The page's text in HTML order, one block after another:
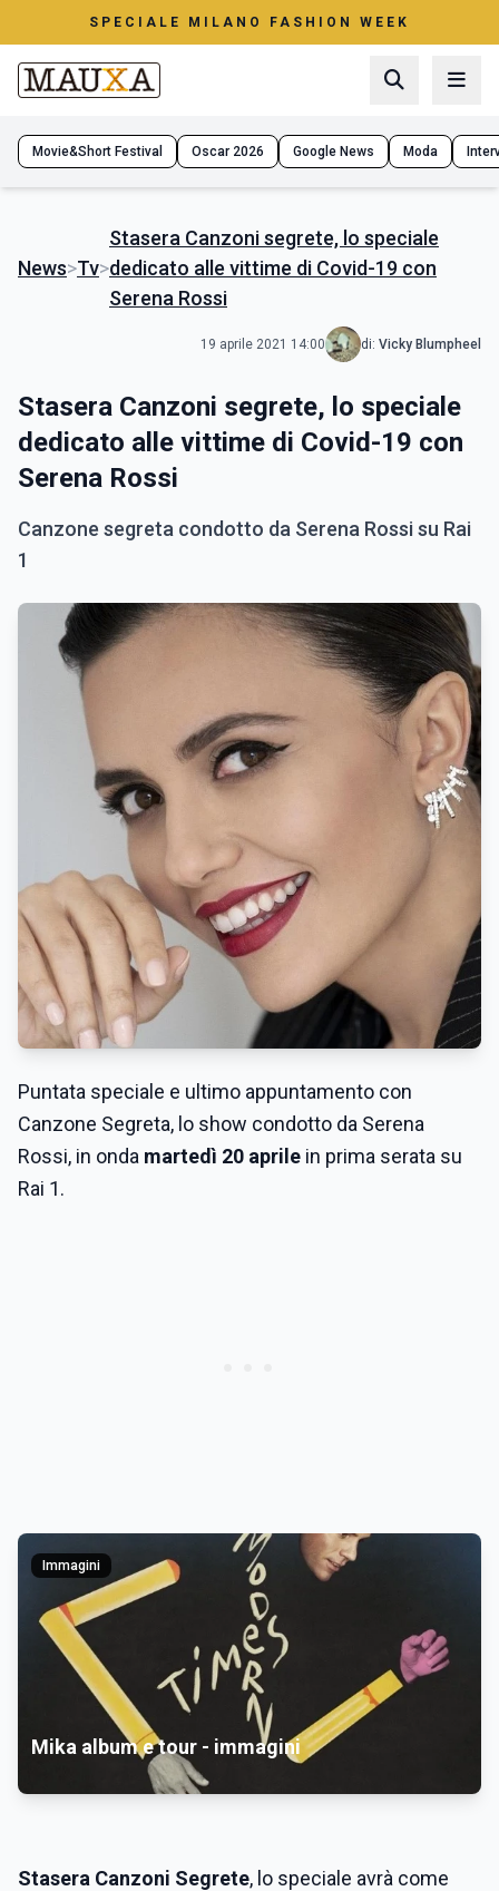
SPECIALE MILANO FASHION WEEK
Movie&Short Festival Oscar 2026 Google News Moda
News>Tv>
Stasera Canzoni segrete, lo speciale
dedicato alle vittime di Covid-19 con
Serena Rossi
19 aprile 2021 14:00 di: Vicky Blumpheel
Stasera Canzoni segrete, lo speciale
dedicato alle vittime di Covid-19 con
Serena Rossi
Canzone segreta condotto da Serena Rossi su Rai
1
Puntata speciale e ultimo appuntamento con
Canzone Segreta, lo show condotto da Serena
Rossi, in onda martedì 20 aprile in prima serata su
Rai 1.
Immagini
Mika album e tour - immagini
Stasera Canzoni Segrete, lo speciale avrà come